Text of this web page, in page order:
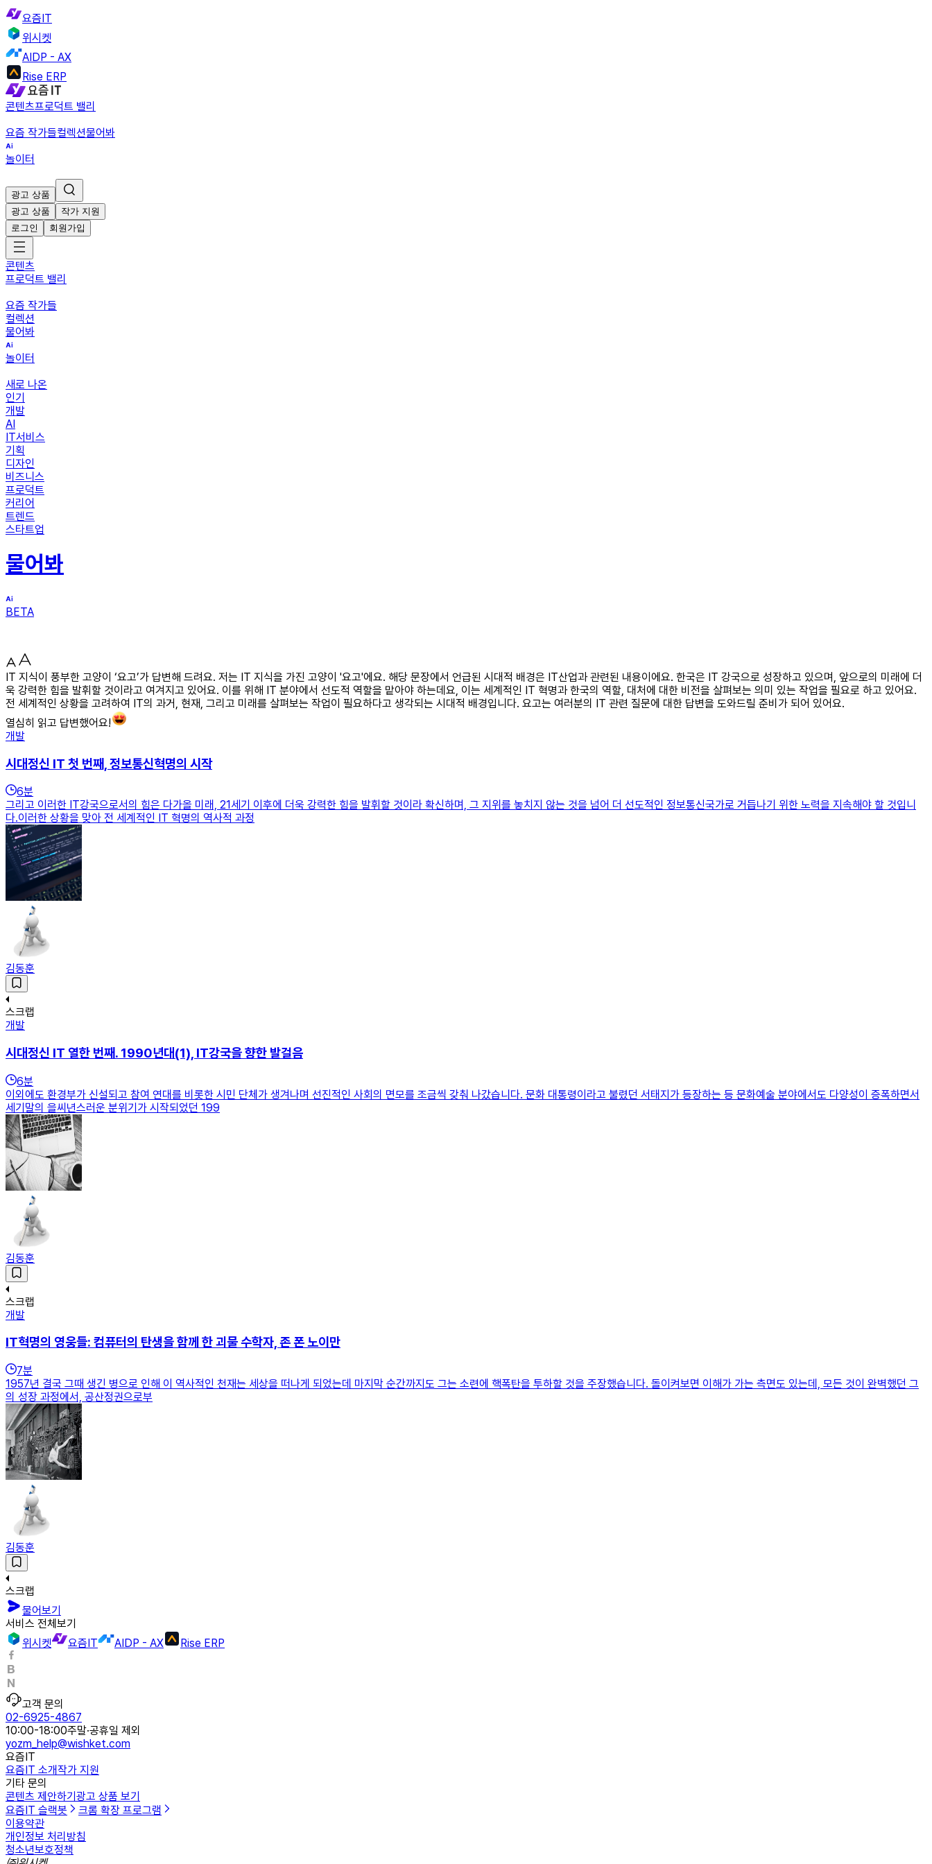
요즘IT
위시켓
AIDP - AX
Rise ERP
콘텐츠프로덕트 밸리
요즘 작가들컬렉션물어봐
놀이터
광고 상품
광고 상품
작가 지원
로그인
회원가입
콘텐츠
프로덕트 밸리
요즘 작가들
컬렉션
물어봐
놀이터
새로 나온
인기
개발
AI
IT서비스
기획
디자인
비즈니스
프로덕트
커리어
트렌드
스타트업
물어봐
BETA
IT 지식이 풍부한 고양이 ‘요고’가 답변해 드려요. 저는 IT 지식을 가진 고양이 '요고'에요. 해당 문장에서 언급된 시대적 배경은 IT산업과 관련된 내용이에요. 한국은 IT 강국으로 성장하고 있으며, 앞으로의 미래에 더
욱 강력한 힘을 발휘할 것이라고 여겨지고 있어요. 이를 위해 IT 분야에서 선도적 역할을 맡아야 하는데요, 이는 세계적인 IT 혁명과 한국의 역할, 대처에 대한 비전을 살펴보는 의미 있는 작업을 필요로 하고 있어요.
전 세계적인 상황을 고려하여 IT의 과거, 현재, 그리고 미래를 살펴보는 작업이 필요하다고 생각되는 시대적 배경입니다. 요고는 여러분의 IT 관련 질문에 대한 답변을 도와드릴 준비가 되어 있어요.
열심히 읽고 답변했어요!
개발
시대정신 IT 첫 번째, 정보통신혁명의 시작
6분
그리고 이러한 IT강국으로서의 힘은 다가올 미래, 21세기 이후에 더욱 강력한 힘을 발휘할 것이라 확신하며, 그 지위를 놓치지 않는 것을 넘어 더 선도적인 정보통신국가로 거듭나기 위한 노력을 지속해야 할 것입니
다.이러한 상황을 맞아 전 세계적인 IT 혁명의 역사적 과정
김동훈
스크랩
개발
시대정신 IT 열한 번째. 1990년대(1), IT강국을 향한 발걸음
6분
이외에도 환경부가 신설되고 참여 연대를 비롯한 시민 단체가 생겨나며 선진적인 사회의 면모를 조금씩 갖춰 나갔습니다. 문화 대통령이라고 불렸던 서태지가 등장하는 등 문화예술 분야에서도 다양성이 증폭하면서
세기말의 을씨년스러운 분위기가 시작되었던 199
김동훈
스크랩
개발
IT혁명의 영웅들: 컴퓨터의 탄생을 함께 한 괴물 수학자, 존 폰 노이만
7분
1957년 결국 그때 생긴 병으로 인해 이 역사적인 천재는 세상을 떠나게 되었는데 마지막 순간까지도 그는 소련에 핵폭탄을 투하할 것을 주장했습니다. 돌이켜보면 이해가 가는 측면도 있는데, 모든 것이 완벽했던 그
의 성장 과정에서, 공산정권으로부
김동훈
스크랩
물어보기
서비스 전체보기
위시켓
요즘IT AIDP - AX Rise ERP
고객 문의
02-6925-4867
10:00-18:00주말·공휴일 제외
yozm_help@wishket.com
요즘IT
요즘IT 소개작가 지원
기타 문의
콘텐츠 제안하기 광고 상품 보기
요즘IT 슬랙봇
크롬 확장 프로그램
이용약관
개인정보 처리방침
청소년보호정책